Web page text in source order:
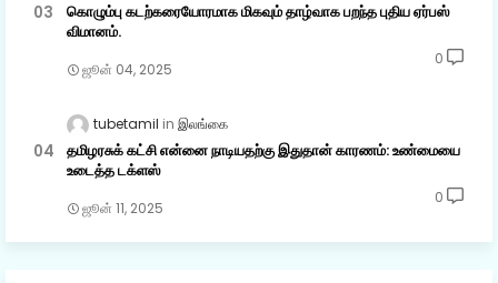
கொழும்பு கடற்கரையோரமாக மிகவும் தாழ்வாக பறந்த புதிய ஏர்பஸ்
விமானம்.
ஜூன் 04, 2025
0
tubetamil இலங்கை
தமிழரசுக் கட்சி என்னை நாடியதற்கு இதுதான் காரணம்: உண்மையை
உடைத்த டக்ளஸ்
ஜூன் 11, 2025
0